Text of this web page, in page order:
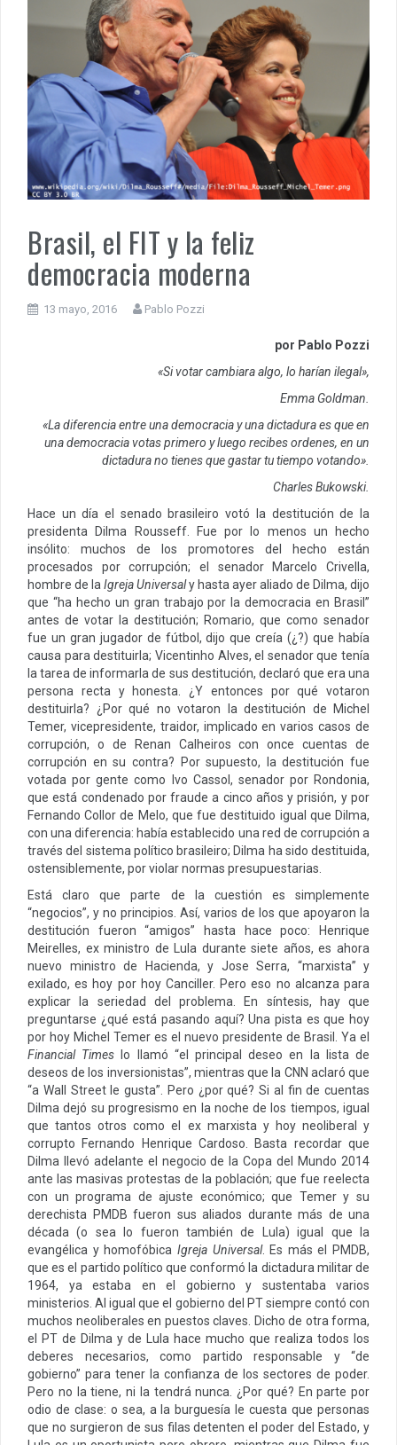
Brasil, el FIT y la feliz
democracia moderna
13 mayo, 2016 Pablo Pozzi
por Pablo Pozzi
«Si votar cambiara algo, lo harían ilegal»,
Emma Goldman.
«La diferencia entre una democracia y una dictadura es que en
una democracia votas primero y luego recibes ordenes, en un
dictadura no tienes que gastar tu tiempo votando».
Charles Bukowski.
Hace un día el senado brasileiro votó la destitución de la
presidenta Dilma Rousseff. Fue por lo menos un hecho
insólito: muchos de los promotores del hecho están
procesados por corrupción; el senador Marcelo Crivella,
hombre de laIgrejaUniversaly hasta ayer aliado de Dilma, dijo
que “ha hecho un gran trabajo por la democracia en Brasil”
antes de votar la destitución; Romario, que como senador
fue un gran jugador de fútbol, dijo que creía (¿?) que había
causa para destituirla; Vicentinho Alves, el senador que tenía
la tarea de informarla de sus destitución, declaró que era una
persona recta y honesta. ¿Y entonces por qué votaron
destituirla? ¿Por qué no votaron la destitución de Michel
Temer, vicepresidente, traidor, implicado en varios casos de
corrupción, o de Renan Calheiros con once cuentas de
corrupción en su contra? Por supuesto, la destitución fue
votada por gente como Ivo Cassol, senador por Rondonia,
que está condenado por fraude a cinco años y prisión, y por
Fernando Collor de Melo, que fue destituido igual que Dilma,
con una diferencia: había establecido una red de corrupción a
través del sistema político brasileiro; Dilma ha sido destituida,
ostensiblemente, por violar normas presupuestarias.
Está claro que parte de la cuestión es simplemente
“negocios”, y no principios. Así, varios de los que apoyaron la
destitución fueron “amigos” hasta hace poco: Henrique
Meirelles, ex ministro de Lula durante siete años, es ahora
nuevo ministro de Hacienda, y Jose Serra, “marxista” y
exilado, es hoy por hoy Canciller. Pero eso no alcanza para
explicar la seriedad del problema. En síntesis, hay que
preguntarse ¿qué está pasando aquí? Una pista es que hoy
por hoy Michel Temer es el nuevo presidente de Brasil. Ya el
Financial Times lo llamó “el principal deseo en la lista de
deseos de los inversionistas”, mientras que la CNN aclaró que
“a Wall Street le gusta”. Pero ¿por qué? Si al fin de cuentas
Dilma dejó su progresismo en la noche de los tiempos, igual
que tantos otros como el ex marxista y hoy neoliberal y
corrupto Fernando Henrique Cardoso. Basta recordar que
Dilma llevó adelante el negocio de la Copa del Mundo 2014
ante las masivas protestas de la población; que fue reelecta
con un programa de ajuste económico; que Temer y su
derechista PMDB fueron sus aliados durante más de una
década (o sea lo fueron también de Lula) igual que la
evangélica y homofóbica Igreja Universal. Es más el PMDB,
que es el partido político que conformó la dictadura militar de
1964, ya estaba en el gobierno y sustentaba varios
ministerios. Al igual que el gobierno del PT siempre contó con
muchos neoliberales en puestos claves. Dicho de otra forma,
el PT de Dilma y de Lula hace mucho que realiza todos los
deberes necesarios, como partido responsable y “de
gobierno” para tener la confianza de los sectores de poder.
Pero no la tiene, ni la tendrá nunca. ¿Por qué? En parte por
odio de clase: o sea, a la burguesía le cuesta que personas
que no surgieron de sus filas detenten el poder del Estado, y